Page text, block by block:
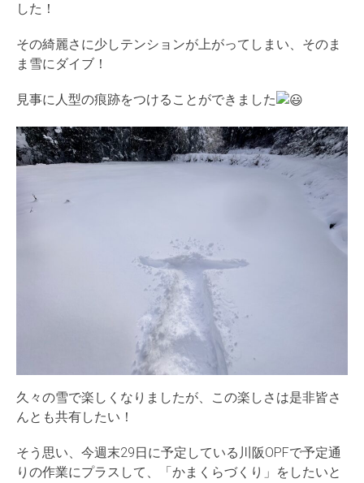
した！
その綺麗さに少しテンションが上がってしまい、そのま
ま雪にダイブ！
見事に人型の痕跡をつけることができました
久々の雪で楽しくなりましたが、この楽しさは是非皆さ
んとも共有したい！
そう思い、今週末29日に予定している川阪OPFで予定通
りの作業にプラスして、「かまくらづくり」をしたいと